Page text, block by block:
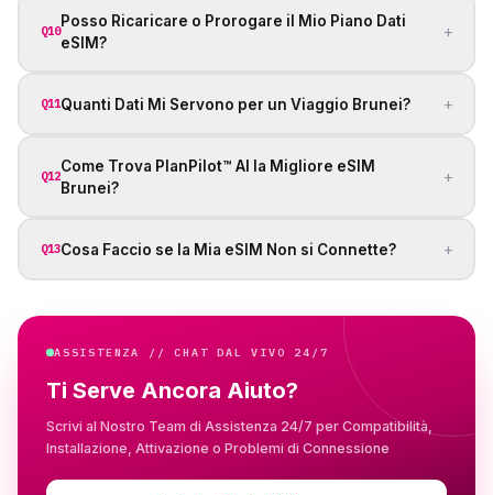
Q10
Posso Ricaricare o Prorogare il Mio Piano Dati
eSIM?
+
Q11Quanti Dati Mi Servono per un Viaggio Brunei? +
Q12
Come Trova PlanPilot™ AI la Migliore eSIM
Brunei?
+
Q13Cosa Faccio se la Mia eSIM Non si Connette? +
ASSISTENZA // CHAT DAL VIVO 24/7
Ti Serve Ancora Aiuto?
Scrivi al Nostro Team di Assistenza 24/7 per Compatibilità,
Installazione, Attivazione o Problemi di Connessione